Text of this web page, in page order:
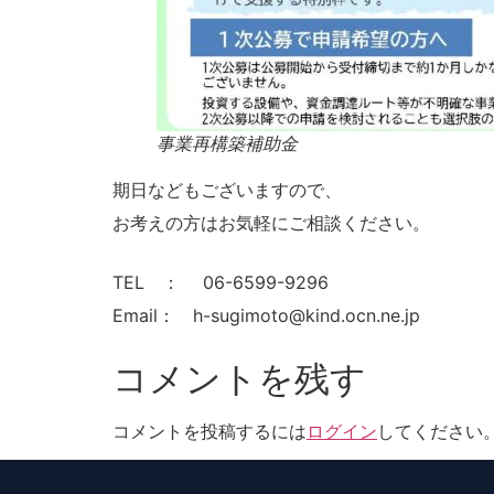
事業再構築補助金
期日などもございますので、
お考えの方はお気軽にご相談ください。
TEL ： 06-6599-9296
Email： h-sugimoto@kind.ocn.ne.jp
コメントを残す
コメントを投稿するには ログイン してください